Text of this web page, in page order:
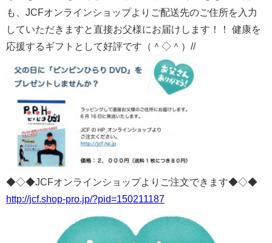
も、JCFオンラインショップよりご配送先のご住所を入力
していただきますと直接お父様にお届けします！！ 健康を
応援するギフトとして好評です（＾◇＾）//
◆◇◆JCFオンラインショップよりご注文できます◆◇◆
http://jcf.shop-pro.jp/?pid=150211187